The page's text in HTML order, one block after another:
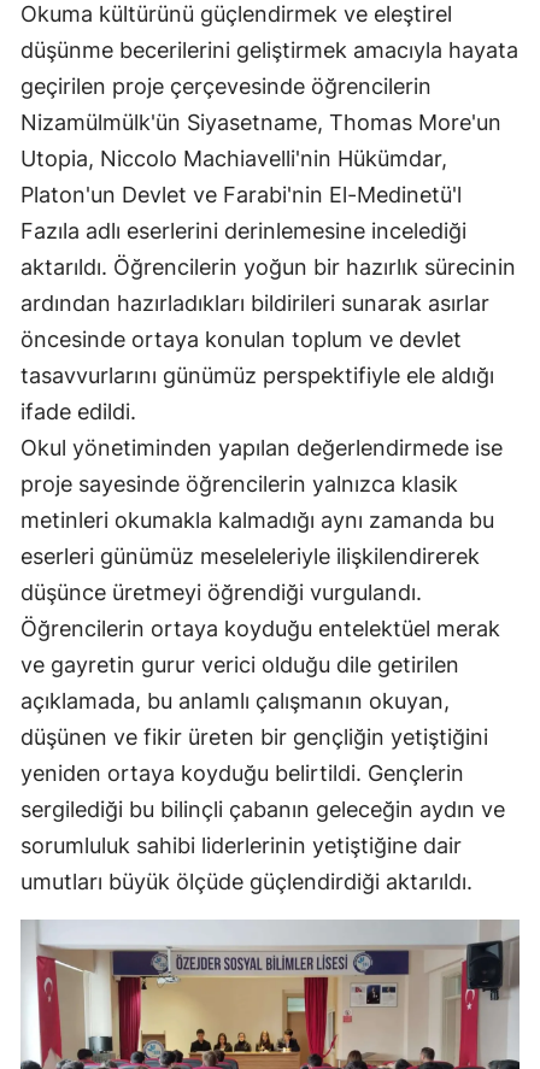
Erzurum
Eskişehir
Gaziantep
Giresun
Gümüşhane
Hakkari
Hatay
Isparta
İstanbul
İzmir
Kars
Kayseri
Kırklareli
Kırşehir
Kocaeli
Konya
Malatya
Manisa
Kahramanmaraş
Okuma kültürünü güçlendirmek ve eleştirel
düşünme becerilerini geliştirmek amacıyla hayata
geçirilen proje çerçevesinde öğrencilerin
Nizamülmülk'ün Siyasetname, Thomas More'un
Utopia, Niccolo Machiavelli'nin Hükümdar,
Platon'un Devlet ve Farabi'nin El-Medinetü'l
Fazıla adlı eserlerini derinlemesine incelediği
aktarıldı. Öğrencilerin yoğun bir hazırlık sürecinin
ardından hazırladıkları bildirileri sunarak asırlar
öncesinde ortaya konulan toplum ve devlet
tasavvurlarını günümüz perspektifiyle ele aldığı
ifade edildi.
Okul yönetiminden yapılan değerlendirmede ise
proje sayesinde öğrencilerin yalnızca klasik
metinleri okumakla kalmadığı aynı zamanda bu
eserleri günümüz meseleleriyle ilişkilendirerek
düşünce üretmeyi öğrendiği vurgulandı.
Öğrencilerin ortaya koyduğu entelektüel merak
ve gayretin gurur verici olduğu dile getirilen
açıklamada, bu anlamlı çalışmanın okuyan,
düşünen ve fikir üreten bir gençliğin yetiştiğini
yeniden ortaya koyduğu belirtildi. Gençlerin
sergilediği bu bilinçli çabanın geleceğin aydın ve
sorumluluk sahibi liderlerinin yetiştiğine dair
umutları büyük ölçüde güçlendirdiği aktarıldı.